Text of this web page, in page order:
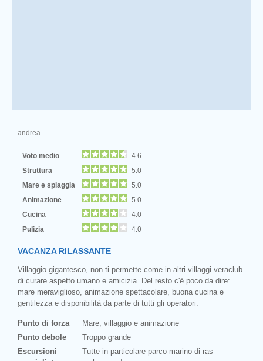
andrea
Voto medio
4.6
Struttura
5.0
Mare e spiaggia
5.0
Animazione
5.0
Cucina
4.0
Pulizia
4.0
VACANZA RILASSANTE
Villaggio gigantesco, non ti permette come in altri villaggi veraclub
di curare aspetto umano e amicizia. Del resto c'è poco da dire:
mare meraviglioso, animazione spettacolare, buona cucina e
gentilezza e disponibilità da parte di tutti gli operatori.
Punto di forza
Mare, villaggio e animazione
Punto debole
Troppo grande
Escursioni
Tutte in particolare parco marino di ras